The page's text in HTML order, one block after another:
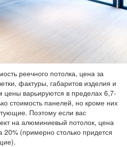
реечного потолка, цена за
фактуры, габаритов изделия и
цены варьируются в пределах 6,7-
стоимость панелей, но кроме них
Поэтому если вас
на алюминиевый потолок, цена
(примерно столько придется